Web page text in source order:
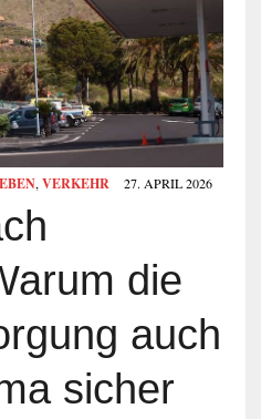
,VERKEHR 27. APRIL 2026
die
auch
sicher